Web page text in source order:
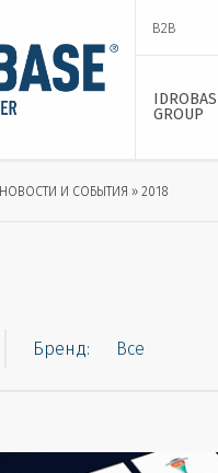
B2B
GROUP
НОВОСТИ И СОБЫТИЯ 2018
Бренд: